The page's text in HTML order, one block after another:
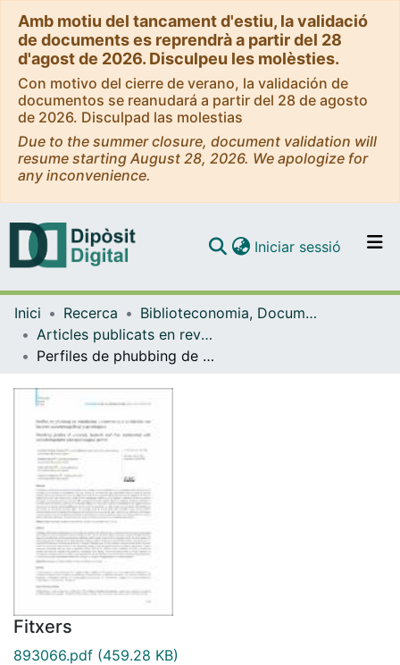
Amb motiu del tancament d'estiu, la validació
de documents es reprendrà a partir del 28
d'agost de 2026. Disculpeu les molèsties.
Con motivo del cierre de verano, la validación de
documentos se reanudará a partir del 28 de agosto
de 2026. Disculpad las molestias
Due to the summer closure, document validation will
resume starting August 28, 2026. We apologize for
any inconvenience.
Navega per tot el DD
Com publicar
Iniciar sessió (current)
Inici Recerca
Biblioteconomia, Documentació i Comunicació Audiovisual
Articles publicats en revistes (Biblioteconomia, Documentació i Comunicació Audiovisual)
Perfiles de phubbing de estudiantes universitarios y su relación con factores sociodemográficos y psicológicos
Fitxers
893066.pdf (459.28 KB)